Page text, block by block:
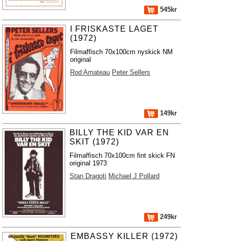
545kr
I FRISKASTE LAGET
(1972)
Filmaffisch 70x100cm nyskick NM
original
Rod Amateau Peter Sellers
149kr
BILLY THE KID VAR EN
SKIT (1972)
Filmaffisch 70x100cm fint skick FN
original 1973
Stan Dragoti Michael J Pollard
249kr
EMBASSY KILLER (1972)